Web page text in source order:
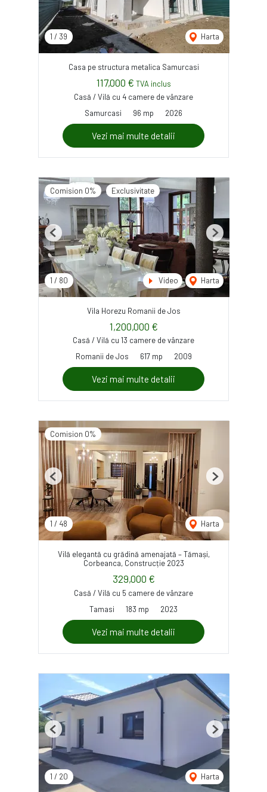
1 / 39 Harta
Casa pe structura metalica Samurcasi
117,000 € TVA inclus
Casă / Vilă cu 4 camere de vânzare
Samurcasi
96 mp 2026
Vezi mai multe detalii
Comision 0% Exclusivitate
1 / 80 Video Harta
Previous Next
Vila Horezu Romanii de Jos
1,200,000 €
Casă / Vilă cu 13 camere de vânzare
Romanii de Jos
617 mp 2009
Vezi mai multe detalii
Comision 0%
1 / 48 Harta
Previous Next
Vilă elegantă cu grădină amenajată – Tămași,
Corbeanca, Construcție 2023
329,000 €
Casă / Vilă cu 5 camere de vânzare
Tamasi
183 mp 2023
Vezi mai multe detalii
1 / 20 Harta
Previous Next